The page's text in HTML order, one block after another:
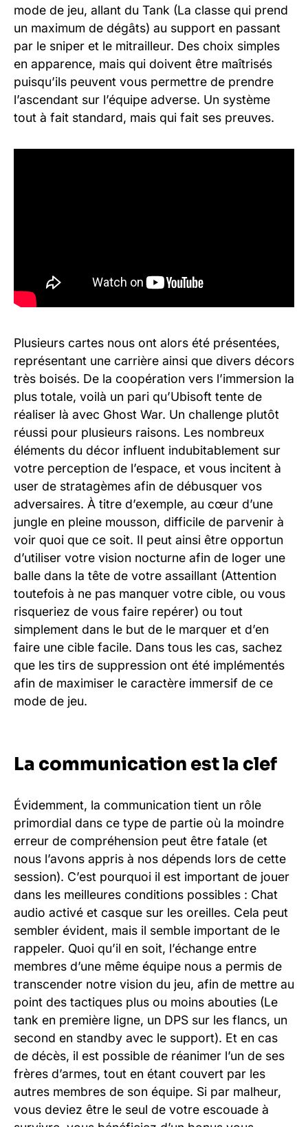
mode de jeu, allant du Tank (La classe qui prend
un maximum de dégâts) au support en passant
par le sniper et le mitrailleur. Des choix simples
en apparence, mais qui doivent être maîtrisés
puisqu’ils peuvent vous permettre de prendre
l’ascendant sur l’équipe adverse. Un système
tout à fait standard, mais qui fait ses preuves.
Plusieurs cartes nous ont alors été présentées,
représentant une carrière ainsi que divers décors
très boisés. De la coopération vers l’immersion la
plus totale, voilà un pari qu’Ubisoft tente de
réaliser là avec Ghost War. Un challenge plutôt
réussi pour plusieurs raisons. Les nombreux
éléments du décor influent indubitablement sur
votre perception de l’espace, et vous incitent à
user de stratagèmes afin de débusquer vos
adversaires. À titre d’exemple, au cœur d’une
jungle en pleine mousson, difficile de parvenir à
voir quoi que ce soit. Il peut ainsi être opportun
d’utiliser votre vision nocturne afin de loger une
balle dans la tête de votre assaillant (Attention
toutefois à ne pas manquer votre cible, ou vous
risqueriez de vous faire repérer) ou tout
simplement dans le but de le marquer et d’en
faire une cible facile. Dans tous les cas, sachez
que les tirs de suppression ont été implémentés
afin de maximiser le caractère immersif de ce
mode de jeu.
La communication est la clef
Évidemment, la communication tient un rôle
primordial dans ce type de partie où la moindre
erreur de compréhension peut être fatale (et
nous l’avons appris à nos dépends lors de cette
session). C’est pourquoi il est important de jouer
dans les meilleures conditions possibles : Chat
audio activé et casque sur les oreilles. Cela peut
sembler évident, mais il semble important de le
rappeler. Quoi qu’il en soit, l’échange entre
membres d’une même équipe nous a permis de
transcender notre vision du jeu, afin de mettre au
point des tactiques plus ou moins abouties (Le
tank en première ligne, un DPS sur les flancs, un
second en standby avec le support). Et en cas
de décès, il est possible de réanimer l’un de ses
frères d’armes, tout en étant couvert par les
autres membres de son équipe. Si par malheur,
vous deviez être le seul de votre escouade à